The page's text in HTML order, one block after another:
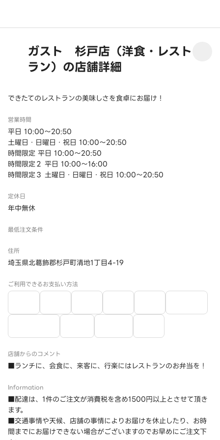
ガスト 杉戸店（洋食・レスト
ラン）の店舗詳細
できたてのレストランの美味しさを食卓にお届け！
営業時間
平日 10:00～20:50
土曜日・日曜日・祝日 10:00～20:50
時間限定 平日 10:00～20:50
時間限定２ 平日 10:00～16:00
時間限定３ 土曜日・日曜日・祝日 10:00～20:50
定休日
年中無休
最低注文条件
住所
埼玉県北葛飾郡杉戸町清地1丁目4-19
ご利用できるお支払い方法
店舗からのコメント
■ランチに、会食に、来客に、行楽にはレストランのお弁当を！
Information
■配達は、1件のご注文が消費税を含め1500円以上とさせて頂き
ます。
■交通事情や天候、店舗の事情によりお届けを休止したり、お時
間までにお届けできない場合がございますのでお早めにご注文下